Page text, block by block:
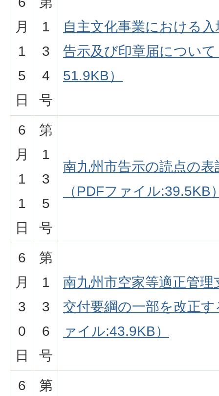
月
1
5
日
1
3
4
号
自主文化事業における
告示及び印章届につい
51.9KB）
6
月
1
1
日
第
1
3
5
号
南九州市告示の読点の
（PDFファイル:39.5KB
6
月
3
0
日
第
1
3
6
号
南九州市空家等適正管理
交付要綱の一部を改正
ァイル:43.9KB）
6 第